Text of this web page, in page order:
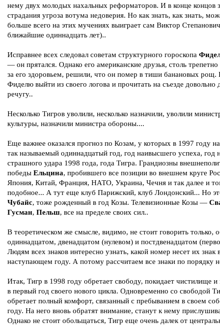
нему двух молодых нахальных реформаторов. И в конце концов
страдания угроза вотума недоверия. Но как знать, как знать,
больше всего на этих мучениях выиграет сам Виктор
ближайшие одиннадцать лет)..
Исправнее всех следовал советам структурного гороскопа
— он прятался. Однако его американские друзья, столь
за его здоровьем, решили, что он помер в тиши банановых
Фиделю выйти из своего логова и прочитать на съезде довольно
речугу..
Несколько Тигров уволили, несколько назначили, уволили
культуры, назначили министра обороны....
Еще важнее оказался прогноз по Козам, у которых в 1997 году
так называемый одиннадцатый год, год наивысшего успеха, год
страшного удара 1998 года, года Тигра. Грандиозны
победы Ельцина, пробившего все позиции во внешнем круге
Япония, Китай, Франция, НАТО, Украина, Чечня и так далее и
подобное... А тут еще клуб Парижский, клуб Лондонский... Но
Чубайс, тоже рожденный в год Козы. Телевизионные Козы —
Гусман, Пельш, все на пределе своих сил..
В теоретическом же смысле, видимо, не стоит говорить только,
одиннадцатом, двенадцатом (нулевом) и постдвенадцатом
Людям всех знаков интересно узнать, какой номер несет их знак
наступающем году. А потому рассчитаем все знаки по порядку
Итак, Тигр в 1998 году обретает свободу, покидает чистилище и
в первый год своего нового цикла. Одновременно со свободой
обретает полный комфорт, связанный с пребыванием в своем
году. На него вновь обратят внимание, станут к нему
Однако не стоит обольщаться, Тигр еще очень далек от